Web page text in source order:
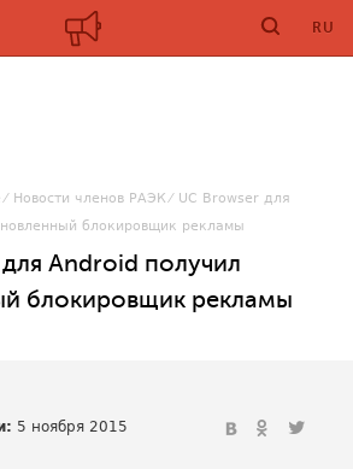
RU
Новости членов РАЭК
UC Browser для
блокировщик рекламы
Android получил
блокировщик рекламы
5 ноября 2015